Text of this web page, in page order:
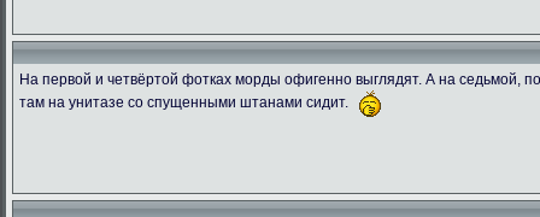
266.47 Kb.
Скачано: 76
204.42 Kb.
Скачано: 78
134.03
На первой и четвёртой фотках морды офигенно выглядят. А на седьмой,
там на унитазе со спущенными штанами сидит.